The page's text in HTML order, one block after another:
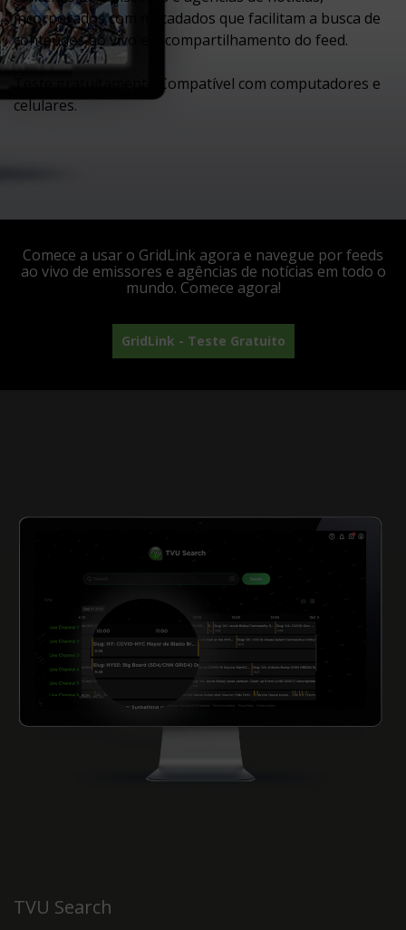
incorporados com metadados que facilitam a busca de
conteúdos ao vivo e o compartilhamento do feed.
Teste gratuitamente Compatível com computadores e
celulares.
Comece a usar o GridLink agora e navegue por feeds
ao vivo de emissores e agências de notícias em todo o
mundo. Comece agora!
GridLink - Teste Gratuito
TVU Search